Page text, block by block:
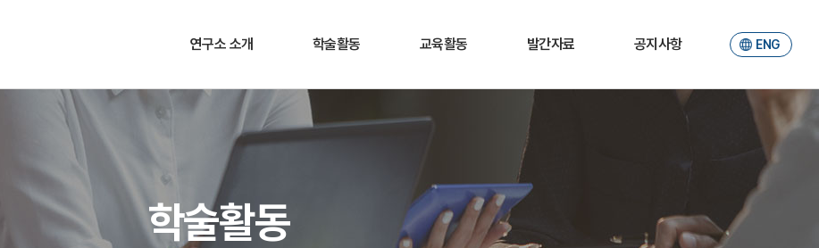
연구소 소개
연구소장 인사말
연구목표 및 목적
주요활동
연구소 연혁
학술활동
소개
교육활동
대학원생
발간자료
Working paper
공지사항 ENG
학술활동